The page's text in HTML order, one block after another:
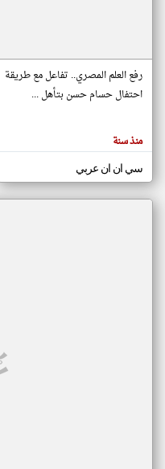
المقالات
الموجوده
هنا عن
رفع العلم المصري.. تفاعل مع طريقة
احتفال حسام حسن بتأهل ...
منذ سنة
سي ان ان عربي